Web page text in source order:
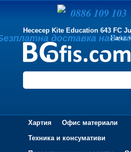
Несесер Kite Education 643 FC
Хартия
Офис материали
Техника и консумативи
0886 109 103
доставка над 100